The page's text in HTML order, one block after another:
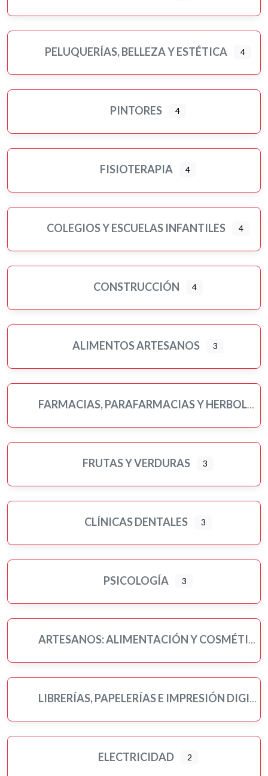
PELUQUERÍAS, BELLEZA Y ESTÉTICA 4
PINTORES 4
FISIOTERAPIA 4
COLEGIOS Y ESCUELAS INFANTILES 4
CONSTRUCCIÓN 4
ALIMENTOS ARTESANOS 3
FARMACIAS, PARAFARMACIAS Y HERBOLARIOS
FRUTAS Y VERDURAS 3
CLÍNICAS DENTALES 3
PSICOLOGÍA 3
ARTESANOS: ALIMENTACIÓN Y COSMÉTICA
LIBRERÍAS, PAPELERÍAS E IMPRESIÓN DIGITAL
ELECTRICIDAD 2